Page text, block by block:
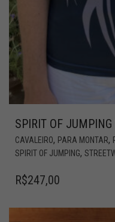
SPIRIT OF
CAVALEIRO, PARA MONTAR,
SPIRIT OF JUMPING,
R$247,00